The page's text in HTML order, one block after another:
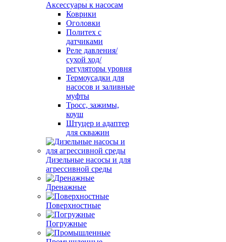
Аксессуары к насосам
Коврики
Оголовки
Политех с
датчиками
Реле давления/
сухой ход/
регуляторы уровня
Термоусадки для
насосов и заливные
муфты
Тросс, зажимы,
коуш
Штуцер и адаптер
для скважин
Дизельные насосы и для
агрессивной среды
Дренажные
Поверхностные
Погружные